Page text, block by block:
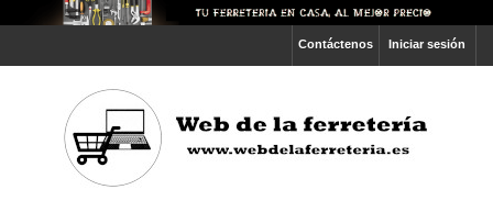
Iniciar sesión
Contáctenos